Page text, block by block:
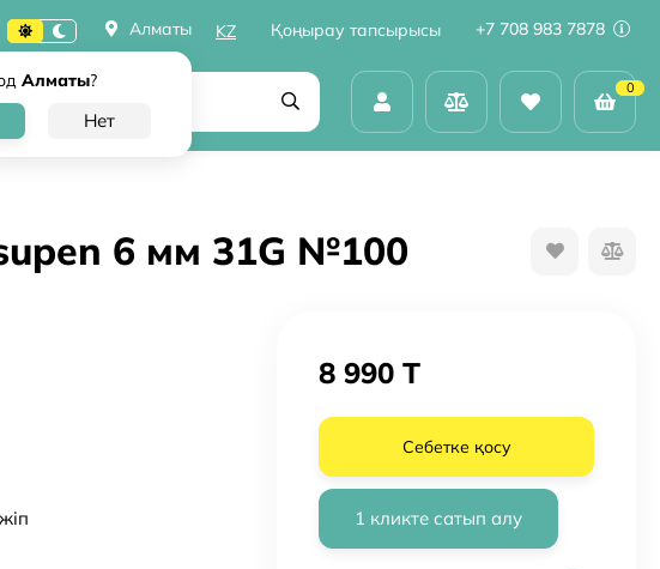
Алматы
Алматы?
KZ Қоңырау тапсырысы +7 708 983 7878
0
6 мм 31G №100
8 990 T
Себетке қосу
1 кликте сатып алу